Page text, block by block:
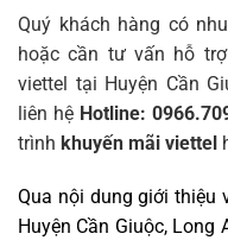
Quý khách hàng có
hoặc cần tư vấn hỗ
viettel tại Huyện Cần
liên hệ Hotline:
trình khuyến mãi viettel
Qua nội dung giới thiệu
Huyện Cần Giuộc,